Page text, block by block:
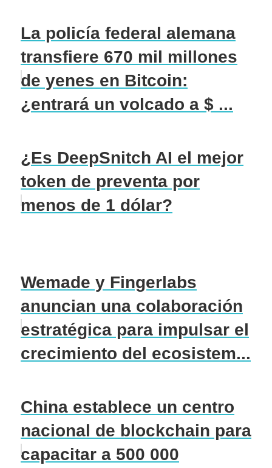
La policía federal alemana
transfiere 670 mil millones
de yenes en Bitcoin:
¿entrará un volcado a $ ...
¿Es DeepSnitch AI el mejor
token de preventa por
menos de 1 dólar?
Wemade y Fingerlabs
anuncian una colaboración
estratégica para impulsar el
crecimiento del ecosistem...
China establece un centro
nacional de blockchain para
capacitar a 500 000